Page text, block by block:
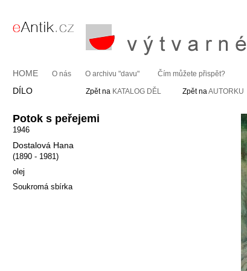
HOME O nás O archivu "davu" Čím můžete přispět?
DÍLO Zpět na KATALOG DĚL Zpět naAUTORKU
Potok s peřejemi
1946
Dostalová Hana
(1890 - 1981)
olej
Soukromá sbírka